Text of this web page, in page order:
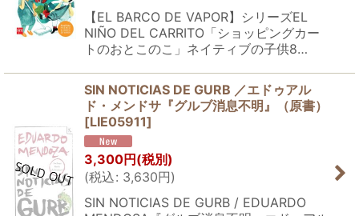
【EL BARCO DE VAPOR】シリーズEL
NIÑO DEL CARRITO「ショッピングカー
トのおとこのこ」ネイティブの子供8…
SIN NOTICIAS DE GURB ／エドゥアル
ド・メンドサ『グルブ消息不明』（原書）
[LIE05911]
3,300円 (税別)
(税込: 3,630円)
SIN NOTICIAS DE GURB / EDUARDO